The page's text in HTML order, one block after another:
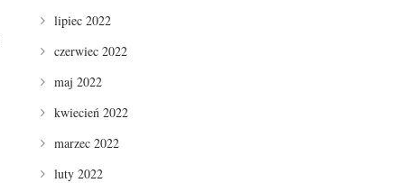
lipiec 2022
czerwiec 2022
maj 2022
kwiecień 2022
marzec 2022
luty 2022